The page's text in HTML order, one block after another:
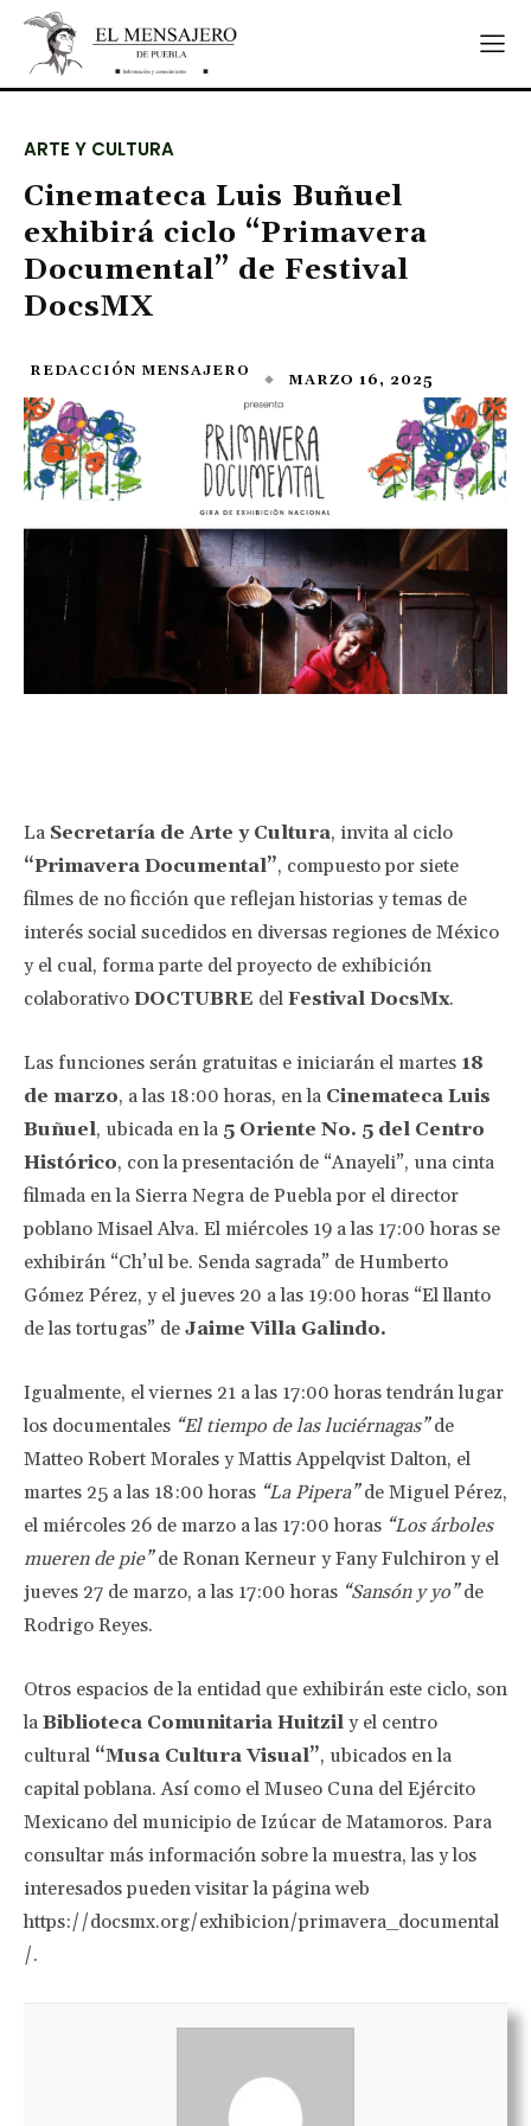
ARTE Y CULTURA
Cinemateca Luis Buñuel
exhibirá ciclo “Primavera
Documental” de Festival
DocsMX
REDACCIÓN MENSAJERO MARZO 16, 2025
La Secretaría de Arte y Cultura, invita al ciclo
“Primavera Documental”, compuesto por siete
filmes de no ficción que reflejan historias y temas de
interés social sucedidos en diversas regiones de México
y el cual, forma parte del proyecto de exhibición
colaborativo DOCTUBRE del Festival DocsMx.
Las funciones serán gratuitas e iniciarán el martes 18
de marzo, a las 18:00 horas, en la Cinemateca Luis
Buñuel, ubicada en la 5 Oriente No. 5 del Centro
Histórico, con la presentación de “Anayeli”, una cinta
filmada en la Sierra Negra de Puebla por el director
poblano Misael Alva. El miércoles 19 a las 17:00 horas se
exhibirán “Ch’ul be. Senda sagrada” de Humberto
Gómez Pérez, y el jueves 20 a las 19:00 horas “El llanto
de las tortugas” de Jaime Villa Galindo.
Igualmente, el viernes 21 a las 17:00 horas tendrán lugar
los documentales “El tiempo de las luciérnagas”de
Matteo Robert Morales y Mattis Appelqvist Dalton, el
martes 25 a las 18:00 horas “La Pipera”de Miguel Pérez,
el miércoles 26 de marzo a las 17:00 horas “Los árboles
mueren de pie”de Ronan Kerneur y Fany Fulchiron y el
jueves 27 de marzo, a las 17:00 horas “Sansón y yo”de
Rodrigo Reyes.
Otros espacios de la entidad que exhibirán este ciclo, son
la Biblioteca Comunitaria Huitzil y el centro
cultural “Musa Cultura Visual”, ubicados en la
capital poblana. Así como el Museo Cuna del Ejército
Mexicano del municipio de Izúcar de Matamoros. Para
consultar más información sobre la muestra, las y los
interesados pueden visitar la página web
https://docsmx.org/exhibicion/primavera_documental
/.